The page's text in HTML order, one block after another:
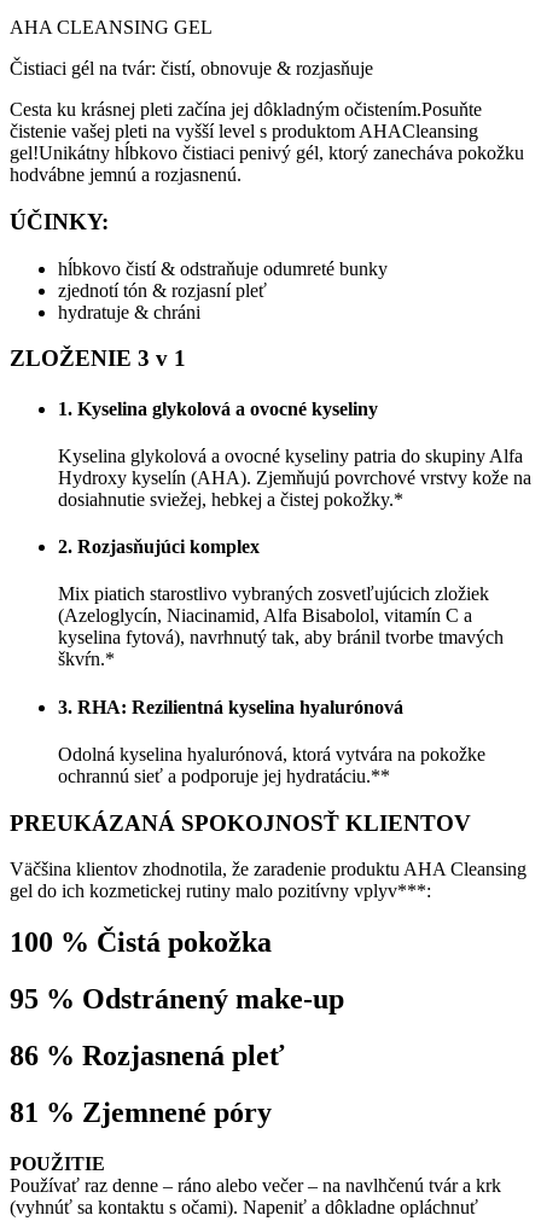
AHA CLEANSING GEL
Čistiaci gél na tvár: čistí, obnovuje & rozjasňuje
Cesta ku krásnej pleti začína jej dôkladným očistením.Posuňte
čistenie vašej pleti na vyšší level s produktom AHACleansing
gel!Unikátny hĺbkovo čistiaci penivý gél, ktorý zanecháva pokožku
hodvábne jemnú a rozjasnenú.
ÚČINKY:
hĺbkovo čistí & odstraňuje odumreté bunky
zjednotí tón & rozjasní pleť
hydratuje & chráni
ZLOŽENIE 3 v 1
1. Kyselina glykolová a ovocné kyseliny
Kyselina glykolová a ovocné kyseliny patria do skupiny Alfa
Hydroxy kyselín (AHA). Zjemňujú povrchové vrstvy kože na
dosiahnutie sviežej, hebkej a čistej pokožky.*
2. Rozjasňujúci komplex
Mix piatich starostlivo vybraných zosvetľujúcich zložiek
(Azeloglycín, Niacinamid, Alfa Bisabolol, vitamín C a
kyselina fytová), navrhnutý tak, aby bránil tvorbe tmavých
škvŕn.*
3. RHA: Rezilientná kyselina hyalurónová
Odolná kyselina hyalurónová, ktorá vytvára na pokožke
ochrannú sieť a podporuje jej hydratáciu.**
PREUKÁZANÁ SPOKOJNOSŤ KLIENTOV
Väčšina klientov zhodnotila, že zaradenie produktu AHA Cleansing
gel do ich kozmetickej rutiny malo pozitívny vplyv***:
100 % Čistá pokožka
95 % Odstránený make-up
86 % Rozjasnená pleť
81 % Zjemnené póry
POUŽITIE
Používať raz denne – ráno alebo večer – na navlhčenú tvár a krk
(vyhnúť sa kontaktu s očami). Napeniť a dôkladne opláchnuť